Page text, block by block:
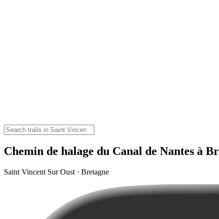
Chemin de halage du Canal de Nantes à
Saint Vincent Sur Oust · Bretagne